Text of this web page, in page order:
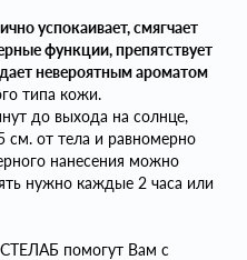
успокаивает, смягчает
функции, препятствует
невероятным ароматом
типа кожи.
до выхода на солнце,
см. от тела и равномерно
нанесения можно
нужно каждые 2 часа или
помогут Вам с